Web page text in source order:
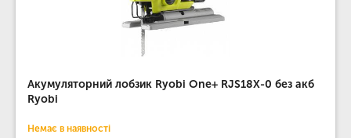
Акумуляторний лобзик Ryobi One+ RJS18X-0 без акб
Ryobi
Немає в наявності